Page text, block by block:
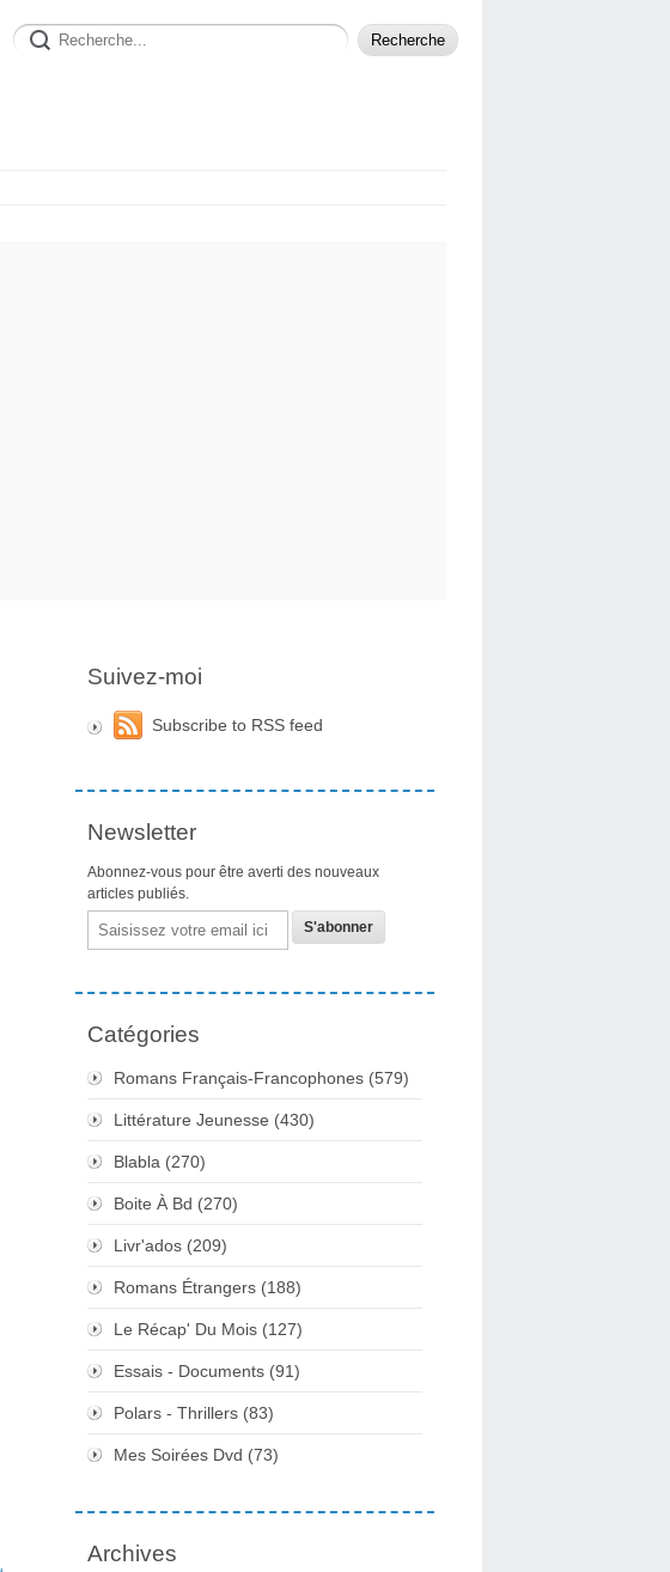
Suivez-moi
Subscribe to RSS feed
Newsletter
Abonnez-vous pour être averti des nouveaux
articles publiés.
Email
Catégories
Romans Français-Francophones (579)
Littérature Jeunesse (430)
Blabla (270)
Boite À Bd (270)
Livr'ados (209)
Romans Étrangers (188)
Le Récap' Du Mois (127)
Essais - Documents (91)
Polars - Thrillers (83)
Mes Soirées Dvd (73)
Archives